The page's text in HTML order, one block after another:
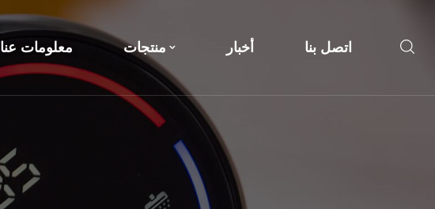
معلومات عنا منتجات أخبار اتصل بنا